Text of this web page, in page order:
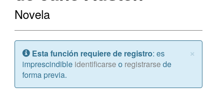
Novela
×
Atención:
Esta función requiere de registro: es
imprescindible identificarse o registrarse de
forma previa.